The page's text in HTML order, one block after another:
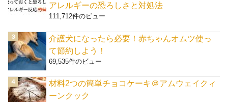
アレルギーの恐ろしさと対処法
111,712件のビュー
介護犬になったら必要！赤ちゃんオムツ使っ
て節約しよう！
69,535件のビュー
材料2つの簡単チョコケーキ＠アムウェイクィ
ーンクック